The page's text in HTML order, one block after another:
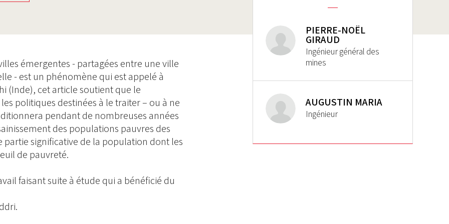
émergentes - partagées entre une ville
- est un phénomène qui est appelé à
(Inde), cet article soutient que le
politiques destinées à le traiter – ou à ne
pendant de nombreuses années
des populations pauvres des
significative de la population dont les
de pauvreté.
faisant suite à étude qui a bénéficié du
PIERRE-NOËL
GIRAUD
Ingénieur général des
mines
AUGUSTIN MARIA
Ingénieur